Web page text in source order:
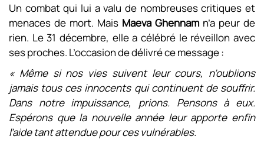
Un combat qui lui a valu de nombreuses critiques et
menaces de mort. Mais Maeva Ghennam n’a peur de
rien. Le 31 décembre, elle a célébré le réveillon avec
ses proches. L’occasion de délivré ce message :
« Même si nos vies suivent leur cours, n’oublions
jamais tous ces innocents qui continuent de souffrir.
Dans notre impuissance, prions. Pensons à eux.
Espérons que la nouvelle année leur apporte enfin
l’aide tant attendue pour ces vulnérables.